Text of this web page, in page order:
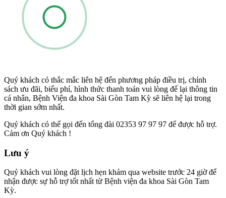
Quý khách có thắc mắc liên hệ đến phương pháp điều trị, chính
sách ưu đãi, biểu phí, hình thức thanh toán vui lòng để lại thông tin
cá nhân, Bệnh Viện đa khoa Sài Gòn Tam Kỳ sẽ liên hệ lại trong
thời gian sớm nhất.
Quý khách có thể gọi đến tổng đài 02353 97 97 97 để được hỗ trợ.
Cảm ơn Quý khách !
Lưu ý
Quý khách vui lòng đặt lịch hẹn khám qua website trước 24 giờ để
nhận được sự hỗ trợ tốt nhất từ Bệnh viện đa khoa Sài Gòn Tam
Kỳ.